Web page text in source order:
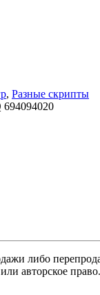
, Разные скрипты
694094020
либо
авторское право.